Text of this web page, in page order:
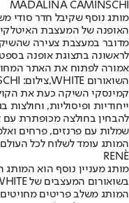
MADALINA CAMINSCHI
מותג נוסף שקיבל חדר סודי
האופנה של המעצבת
לראשונה בתצוגת אופנה
אמורה לפתוח את האתר
השואורום WHITE,צילום: MADALINA CAMINSCHI
קמינסקי השיקה כעת את
ייחודיות ופיסוליות, וחולצות
להבחין בחולצה מכופתרת עם
שמלות עם פרנזים, פרחים
המותג עומד לשלוח לכל
RENÈ
מותג מעניין נוסף הוא המותג
בשואורום המעצבים של WHITE.
המותג משלב פריטים